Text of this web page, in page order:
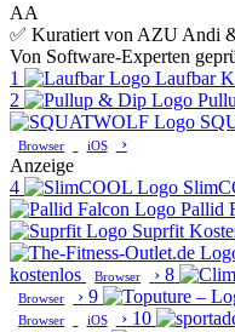
AA
✅ Kuratiert von AZU Andi
Von Software-Experten
1
Laufbar
2
Browser
iOS
›
Anzeige
4
Pallid
Suprfit
kostenlos
Browser › 8
Browser › 9
Browser
iOS › 10